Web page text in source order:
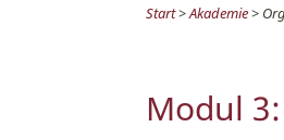
Start>Akademie>
Modul